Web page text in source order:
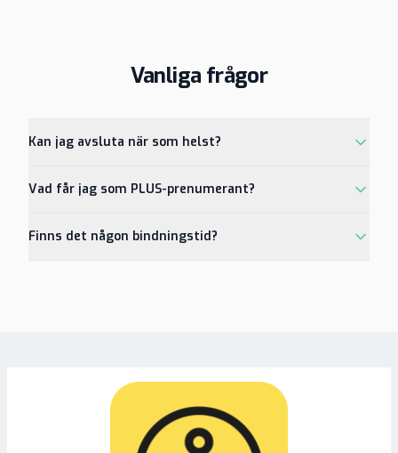
Vanliga frågor
Kan jag avsluta när som helst?
Vad får jag som PLUS-prenumerant?
Finns det någon bindningstid?